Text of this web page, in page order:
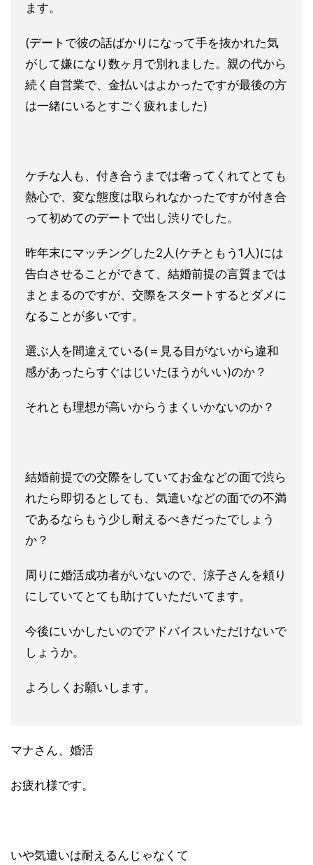
ます。
(デートで彼の話ばかりになって手を抜かれた気
がして嫌になり数ヶ月で別れました。親の代から
続く自営業で、金払いはよかったですが最後の方
は一緒にいるとすごく疲れました)
ケチな人も、付き合うまでは奢ってくれてとても
熱心で、変な態度は取られなかったですが付き合
って初めてのデートで出し渋りでした。
昨年末にマッチングした2人(ケチともう1人)には
告白させることができて、結婚前提の言質までは
まとまるのですが、交際をスタートするとダメに
なることが多いです。
選ぶ人を間違えている(＝見る目がないから違和
感があったらすぐはじいたほうがいい)のか？
それとも理想が高いからうまくいかないのか？
結婚前提での交際をしていてお金などの面で渋ら
れたら即切るとしても、気遣いなどの面での不満
であるならもう少し耐えるべきだったでしょう
か？
周りに婚活成功者がいないので、涼子さんを頼り
にしていてとても助けていただいてます。
今後にいかしたいのでアドバイスいただけないで
しょうか。
よろしくお願いします。
マナさん、婚活
お疲れ様です。
いや気遣いは耐えるんじゃなくて